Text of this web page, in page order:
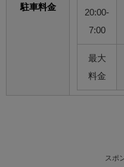
駐車料金
20:00-
7:00
最大
料金
スポ